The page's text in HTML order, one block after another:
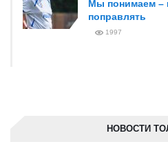
Мы понимаем –
поправлять
1997
НОВОСТИ